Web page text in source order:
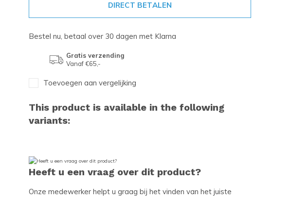
DIRECT BETALEN
Bestel nu, betaal over 30 dagen met Klarna
Gratis verzending
Vanaf €65,-
Toevoegen aan vergelijking
This product is available in the following
variants:
Heeft u een vraag over dit product?
Onze medewerker helpt u graag bij het vinden van het juiste